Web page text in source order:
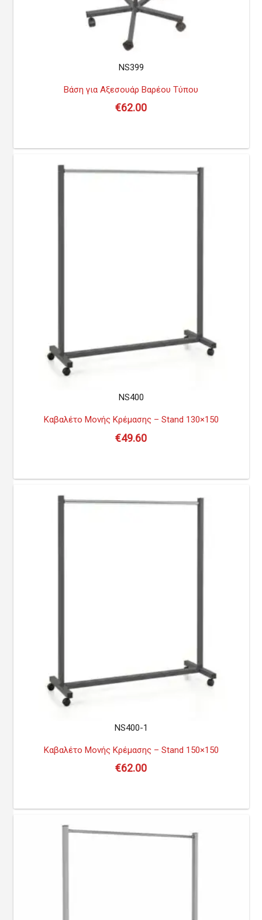
NS399
Βάση για Αξεσουάρ Βαρέου Τύπου
€62.00
NS400
Καβαλέτο Μονής Κρέμασης – Stand 130×150
€49.60
NS400-1
Καβαλέτο Μονής Κρέμασης – Stand 150×150
€62.00